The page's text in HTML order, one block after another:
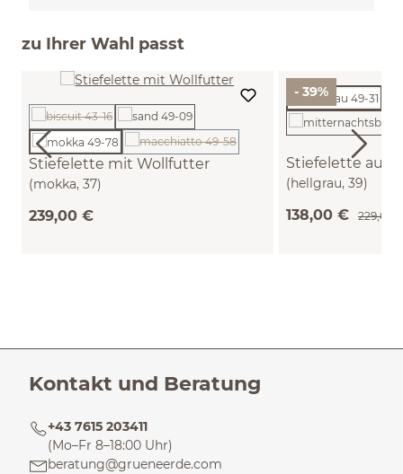
zu Ihrer Wahl passt
Stiefelette mit Wollfutter
(mokka, 37)
(Diese Option ist zurzeit nicht verfügbar.)
(Diese Option ist zurzeit nicht verfügbar.)
239,00 €
- 39%
Stiefelette aus
(hellgrau, 39)
138,00 € 229,00
Kontakt und Beratung
+43 7615 203411
(Mo–Fr 8–18:00 Uhr)
beratung@grueneerde.com